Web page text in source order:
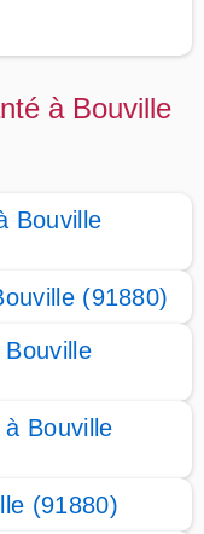
à Bouville
Bouville
(91880)
Bouville
(91880)